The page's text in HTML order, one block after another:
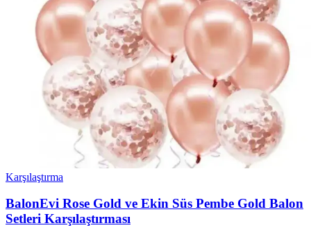
Karşılaştırma
BalonEvi Rose Gold ve Ekin Süs Pembe Gold Balon
Setleri Karşılaştırması